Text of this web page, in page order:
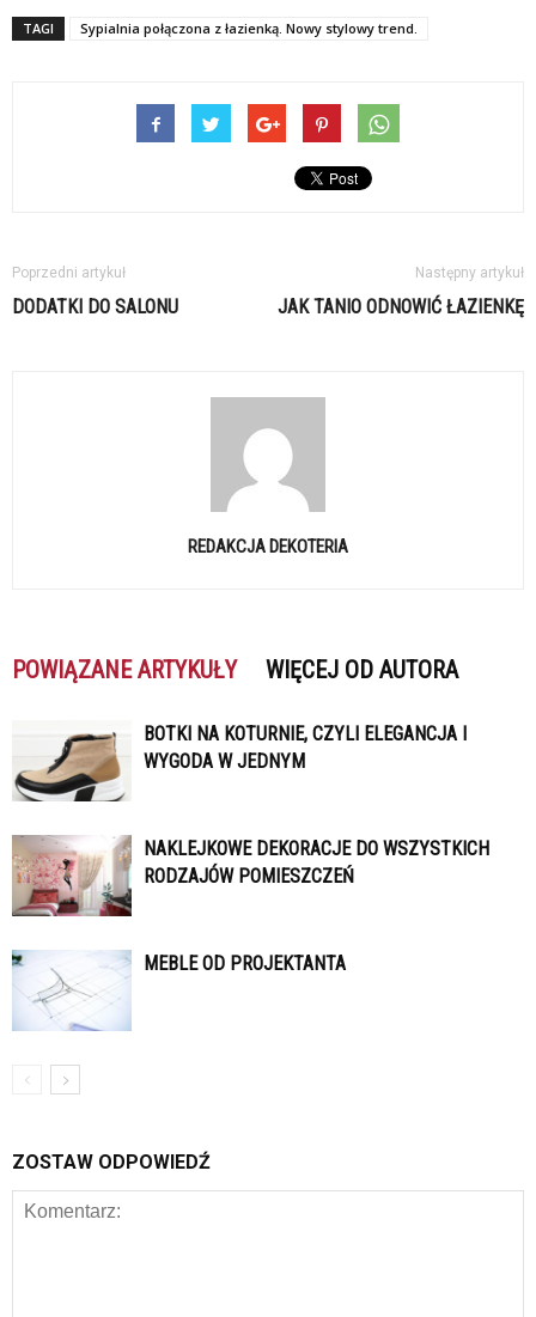
TAGI Sypialnia połączona z łazienką. Nowy stylowy trend.
Poprzedni artykuł
DODATKI DO SALONU
Następny artykuł
JAK TANIO ODNOWIĆ ŁAZIENKĘ
REDAKCJA DEKOTERIA
POWIĄZANE ARTYKUŁY WIĘCEJ OD AUTORA
BOTKI NA KOTURNIE, CZYLI ELEGANCJA I
WYGODA W JEDNYM
NAKLEJKOWE DEKORACJE DO WSZYSTKICH
RODZAJÓW POMIESZCZEŃ
MEBLE OD PROJEKTANTA
ZOSTAW ODPOWIEDŹ